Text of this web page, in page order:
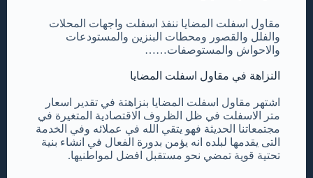
مقاول اسفلت المضايا ننفذ اسفلت واجهات المحلات
والفلل والقصور ومحطات البنزين والمستودعات
والاحواش والمستوصفات……
النزاهة في مقاول اسفلت المضايا
اشتهر مقاول اسفلت المضايا بنزاهتة في تقدير اسعار
متر الاسفلت في ظل الظروف الاقتصادية المتغيرة في
مجتمعاتنا الحديثة فهو يتقي الله في عملائه وفي الخدمة
التى يقدمها لبلده انه يؤمن بدورة الفعال في انشاء بنية
تحتية قوية تمضي نحو مستقبل افضل لمواطنيها.